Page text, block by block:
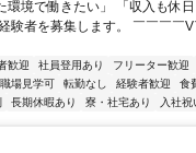
環境で働きたい」 「収入も休
験者を募集します。 ￣￣￣￣
歓迎 社員登用あり フリーター歓迎
職場見学可 転勤なし 経験者歓迎
食
長期休暇あり 寮・社宅あり 入社祝